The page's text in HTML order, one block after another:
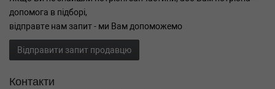
допомога в підборі,
відправте нам запит - ми Вам допоможемо
Відправити запит продавцю
Контакти